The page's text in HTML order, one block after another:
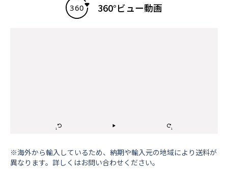
360°ビュー動画
※海外から輸⼊しているため、納期や輸⼊元の地域により送料が
異なります。詳しくはお問い合わせください。